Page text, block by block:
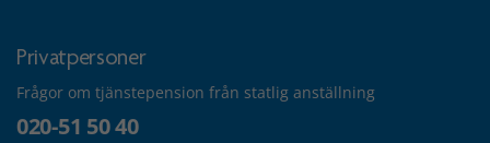
Privatpersoner
Frågor om tjänstepension från statlig anställning
020-51 50 40